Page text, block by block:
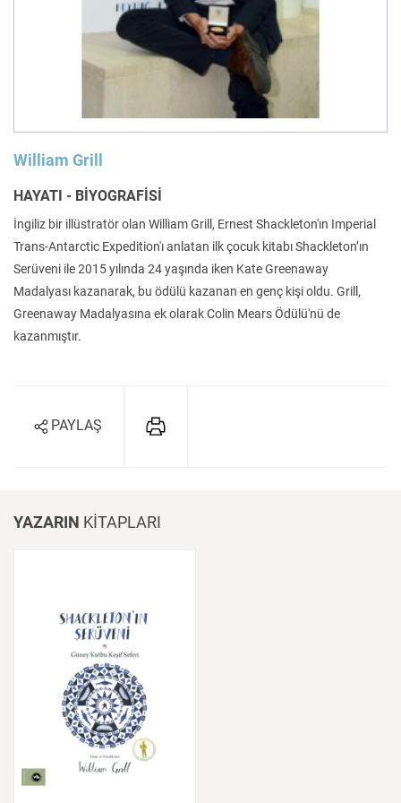
Felsefe Kesişimler
İnsan ve Toplum Çocuk Kitaplığı
Klasik
William Grill
HAYATI - BİYOGRAFİSİ
İngiliz bir illüstratör olan William Grill, Ernest Shackleton'ın Imperial
Trans-Antarctic Expedition'ı anlatan ilk çocuk kitabı Shackleton’ın
Serüveni ile 2015 yılında 24 yaşında iken Kate Greenaway
Madalyası kazanarak, bu ödülü kazanan en genç kişi oldu. Grill,
Greenaway Madalyasına ek olarak Colin Mears Ödülü'nü de
kazanmıştır.
PAYLAŞ
YAZARIN KİTAPLARI